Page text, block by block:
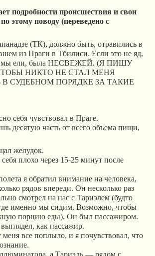
подробности происшествия и свои
этому поводу (переведено с
(ТК), должно быть, отравились в
из Праги в Тбилиси. Если это не яд,
мы ели, была НЕСВЕЖЕЙ. (Я ПИШУ
НИКТО НЕ СТАЛ МЕНЯ
В СУДЕБНОМ ПОРЯДКЕ ЗА ТАКИЕ
себя чувствовал в Праге.
десятую часть от всего объема пищи,
желудок.
плохо через 15-25 минут после
я обратил внимание на человека,
рядов впереди. Он несколько раз
смотрел на нас с Тариэлем (будто
именно мы сидим. Возможно, чтобы
порцию еды). Он был пассажиром.
как пассажир.
меня все поплыло, и я почувствовал, что